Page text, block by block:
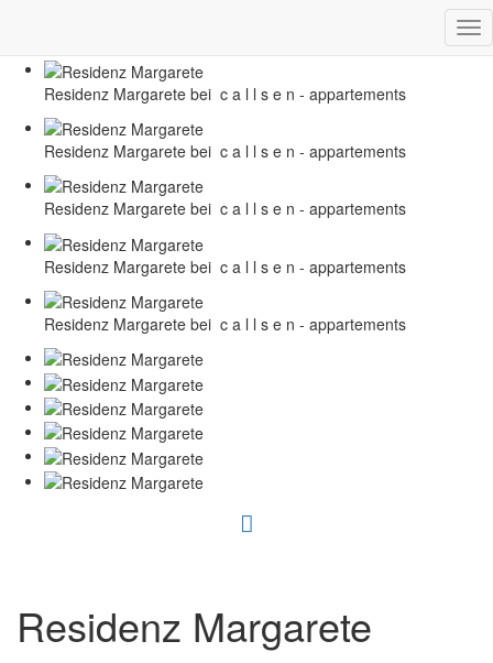
main
content
Residenz Margarete bei c a l l s e n - appartements
Residenz Margarete bei c a l l s e n - appartements
Residenz Margarete bei c a l l s e n - appartements
Residenz Margarete bei c a l l s e n - appartements
Residenz Margarete bei c a l l s e n - appartements
Residenz Margarete